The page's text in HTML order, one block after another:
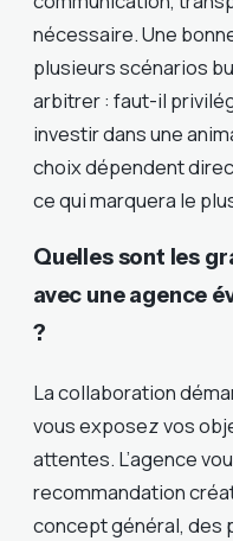
nécessaire. Une
plusieurs scénarios
arbitrer : faut-il
investir dans une
choix dépendent
ce qui marquera le
Quelles sont les
avec une agence
?
La collaboration
vous exposez vos
attentes. L’agence
recommandation
concept général, des